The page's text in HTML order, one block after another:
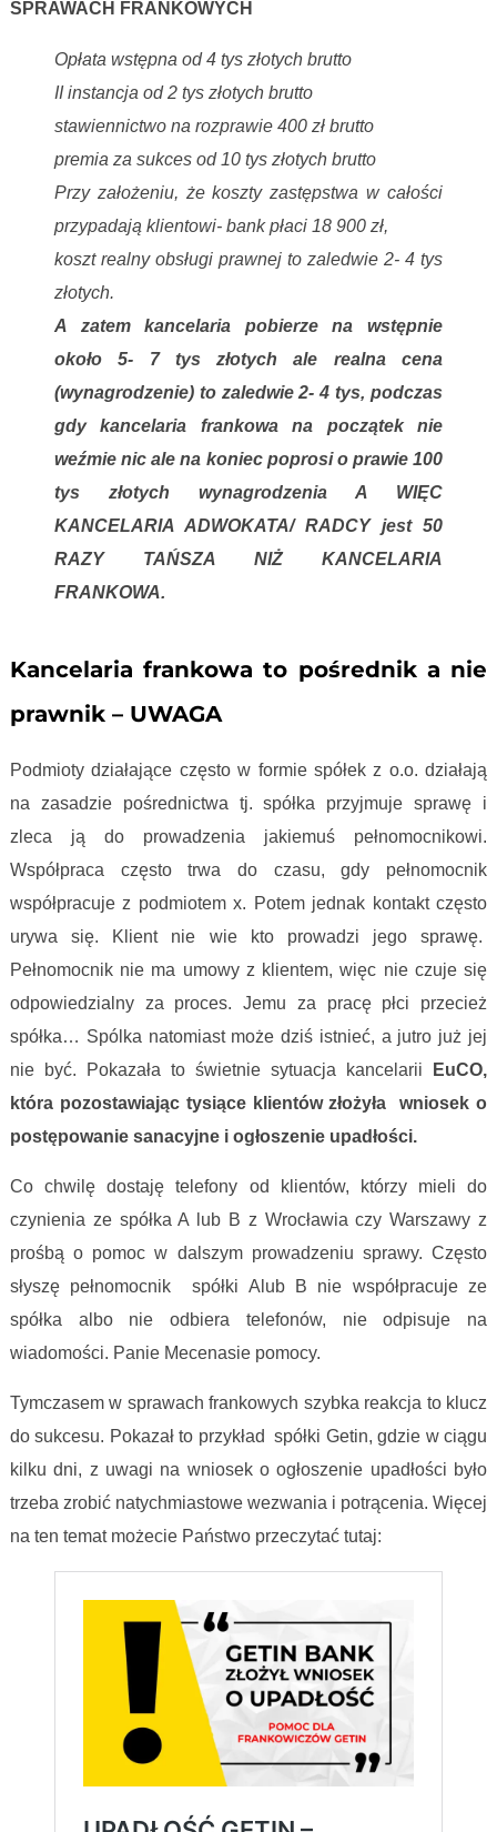
SPRAWACH FRANKOWYCH
Opłata wstępna od 4 tys złotych brutto
II instancja od 2 tys złotych brutto
stawiennictwo na rozprawie 400 zł brutto
premia za sukces od 10 tys złotych brutto
Przy założeniu, że koszty zastępstwa w całości
przypadają klientowi- bank płaci 18 900 zł,
koszt realny obsługi prawnej to zaledwie 2- 4 tys
złotych.
A zatem kancelaria pobierze na wstępnie
około 5- 7 tys złotych ale realna cena
(wynagrodzenie) to zaledwie 2- 4 tys, podczas
gdy kancelaria frankowa na początek nie
weźmie nic ale na koniec poprosi o prawie 100
tys złotych wynagrodzenia A WIĘC
KANCELARIA ADWOKATA/ RADCY jest 50
RAZY TAŃSZA NIŻ KANCELARIA
FRANKOWA.
Kancelaria frankowa to pośrednik a nie
prawnik – UWAGA
Podmioty działające często w formie spółek z o.o. działają
na zasadzie pośrednictwa tj. spółka przyjmuje sprawę i
zleca ją do prowadzenia jakiemuś pełnomocnikowi.
Współpraca często trwa do czasu, gdy pełnomocnik
współpracuje z podmiotem x. Potem jednak kontakt często
urywa się. Klient nie wie kto prowadzi jego sprawę.
Pełnomocnik nie ma umowy z klientem, więc nie czuje się
odpowiedzialny za proces. Jemu za pracę płci przecież
spółka… Spólka natomiast może dziś istnieć, a jutro już jej
nie być. Pokazała to świetnie sytuacja kancelarii
EuCO,
która pozostawiając tysiące klientów złożyła wniosek o
postępowanie sanacyjne i ogłoszenie upadłości.
Co chwilę dostaję telefony od klientów, którzy mieli do
czynienia ze spółka A lub B z Wrocławia czy Warszawy z
prośbą o pomoc w dalszym prowadzeniu sprawy. Często
słyszę pełnomocnik spółki Alub B nie współpracuje ze
spółka albo nie odbiera telefonów, nie odpisuje na
wiadomości. Panie Mecenasie pomocy.
Tymczasem w sprawach frankowych szybka reakcja to klucz
do sukcesu. Pokazał to przykład spółki Getin, gdzie w ciągu
kilku dni, z uwagi na wniosek o ogłoszenie upadłości było
trzeba zrobić natychmiastowe wezwania i potrącenia. Więcej
na ten temat możecie Państwo przeczytać tutaj: